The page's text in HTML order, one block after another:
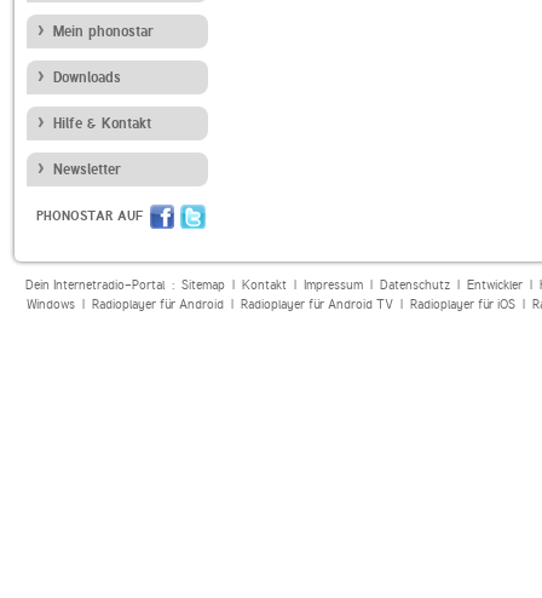
Mein phonostar
Downloads
Hilfe & Kontakt
Newsletter
PHONOSTAR AUF
Dein Internetradio-Portal : Sitemap| Kontakt| Impressum| Datenschutz| Entwickler|
Windows| Radioplayer für Android| Radioplayer für Android TV| Radioplayer für iOS|